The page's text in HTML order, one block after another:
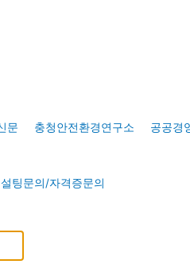
문 충청안전환경연구소 공공경
팅문의/자격증문의